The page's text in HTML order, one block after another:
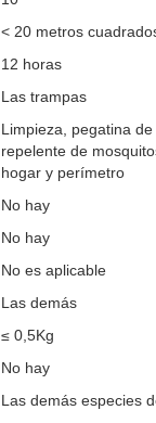
< 20 metros
12 horas
Las trampas
Limpieza, pegatina
repelente de
hogar y perímetro
No hay
No hay
No es aplicable
Las demás
≤ 0,5Kg
No hay
Las demás especies